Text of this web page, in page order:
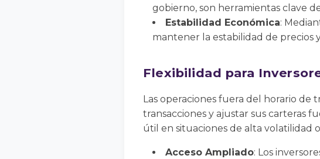
gobierno, son herramientas clave
Estabilidad Económica:
mantener la estabilidad de precios
Flexibilidad para
Las operaciones fuera del horario de
transacciones y ajustar sus carteras
útil en situaciones de alta volatilidad
Acceso Ampliado: Los